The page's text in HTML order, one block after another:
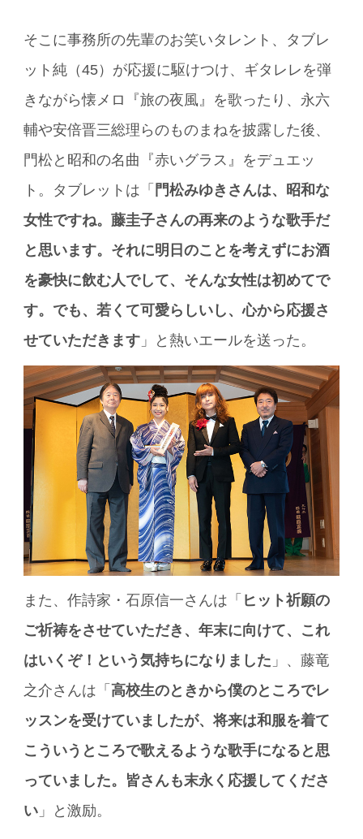
そこに事務所の先輩のお笑いタレント、タブレ
ット純（45）が応援に駆けつけ、ギタレレを弾
きながら懐メロ『旅の夜風』を歌ったり、永六
輔や安倍晋三総理らのものまねを披露した後、
門松と昭和の名曲『赤いグラス』をデュエッ
ト。タブレットは「 門松みゆきさんは、昭和な
女性ですね。藤圭子さんの再来のような歌手だ
と思います。それに明日のことを考えずにお酒
を豪快に飲む人でして、そんな女性は初めてで
す。でも、若くて可愛らしいし、心から応援さ
せていただきます 」と熱いエールを送った。
また、作詩家・石原信一さんは「 ヒット祈願の
ご祈祷をさせていただき、年末に向けて、これ
はいくぞ！という気持ちになりました 」、藤竜
之介さんは「高校生のときから僕のところでレ
ッスンを受けていましたが、将来は和服を着て
こういうところで歌えるような歌手になると思
っていました。皆さんも末永く応援してくださ
い 」と激励。